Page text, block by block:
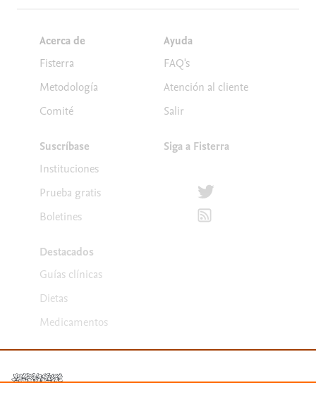
Acerca de
Fisterra
Metodología
Comité
Suscríbase
Instituciones
Prueba gratis
Boletines
Destacados
Guías clínicas
Dietas
Medicamentos
Ayuda
FAQ's
Atención al cliente
Salir
Siga a Fisterra
Síguenos en Twitter
Suscríbete para recibir